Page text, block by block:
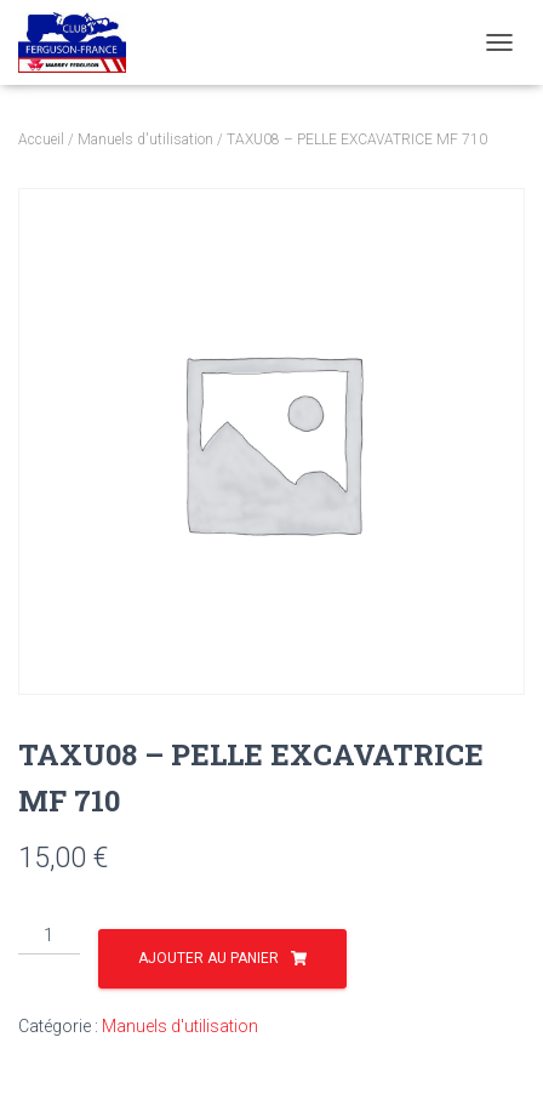
Accueil / Manuels d'utilisation / TAXU08 – PELLE EXCAVATRICE MF 710
TAXU08 – PELLE EXCAVATRICE
MF 710
15,00 €
quantité
de
PELLE
AJOUTER AU PANIER
Catégorie : Manuels d'utilisation